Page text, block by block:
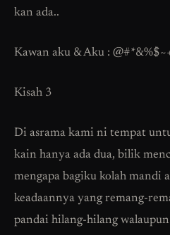
kan ada..
Kawan aku & Aku :
Kisah 3
Di asrama kami ni tempat
kain hanya ada dua, bilik
mengapa bagiku kolah mandi
keadaannya yang remang-
pandai hilang-hilang